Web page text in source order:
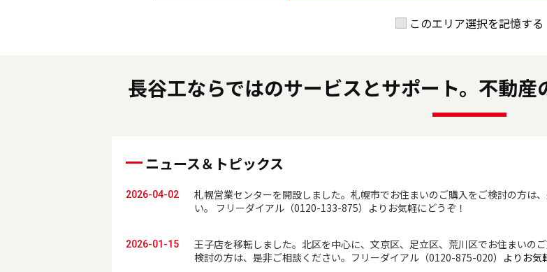
このエリア選択を記憶する
長谷工ならではのサービスとサポート。不動産
ニュース＆トピックス
2026-04-02
札幌営業センターを開設しました。札幌市でお住まいのご購入をご検討の方は
い。 フリーダイアル（0120-133-875）よりお気軽にどうぞ！
2026-01-15
王子店を移転しました。北区を中心に、文京区、足立区、荒川区でお住まいの
検討の方は、是非ご相談ください。フリーダイアル（0120-875-020）よりお気